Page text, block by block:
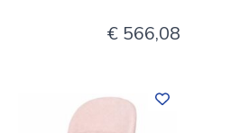
€ 566,08